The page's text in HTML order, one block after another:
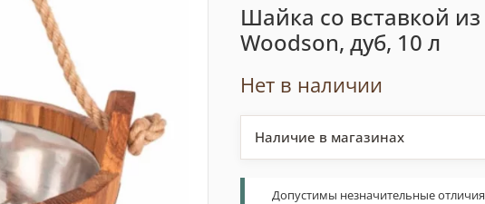
128 900₸
Шайка со вставкой
Woodson, дуб, 10 л
Нет в наличии
Наличие в магазинах
Допустимы незначительные